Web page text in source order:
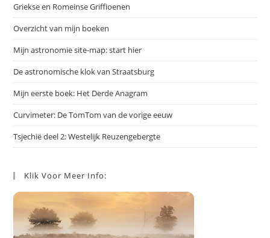
Griekse en Romeinse Griffioenen
Overzicht van mijn boeken
Mijn astronomie site-map: start hier
De astronomische klok van Straatsburg
Mijn eerste boek: Het Derde Anagram
Curvimeter: De TomTom van de vorige eeuw
Tsjechië deel 2: Westelijk Reuzengebergte
Klik Voor Meer Info: